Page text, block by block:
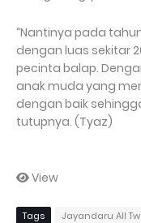
“Nantinya pada
dengan luas sekitar
pecinta balap.
anak muda yang
dengan baik
tutupnya. (Tyaz)
View
Tags Jayandaru All